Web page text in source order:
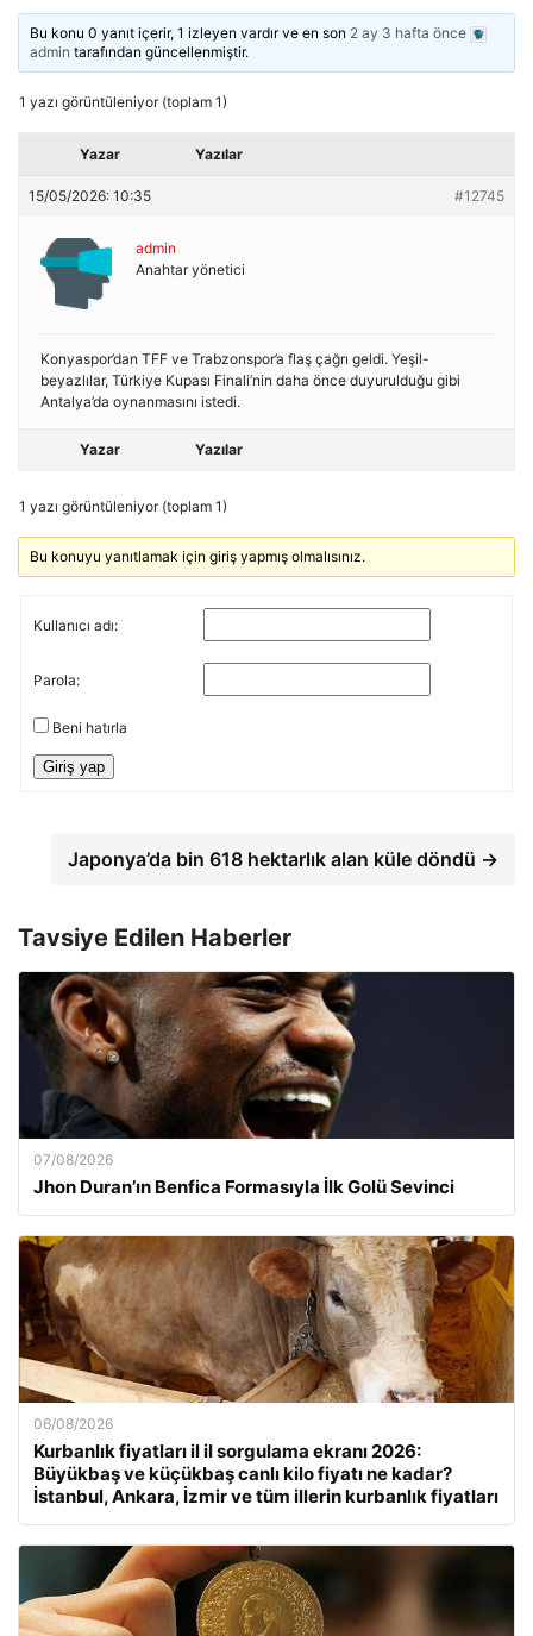
Bu konu 0 yanıt içerir, 1 izleyen vardır ve en son 2 ay 3 hafta önce
admin tarafından güncellenmiştir.
1 yazı görüntüleniyor (toplam 1)
Yazar Yazılar
15/05/2026: 10:35 #12745
admin
Anahtar yönetici
Konyaspor’dan TFF ve Trabzonspor’a flaş çağrı geldi. Yeşil-
beyazlılar, Türkiye Kupası Finali’nin daha önce duyurulduğu gibi
Antalya’da oynanmasını istedi.
Yazar Yazılar
1 yazı görüntüleniyor (toplam 1)
Bu konuyu yanıtlamak için giriş yapmış olmalısınız.
Kullanıcı adı:
Parola:
Beni hatırla
Giriş yap
Japonya’da bin 618 hektarlık alan küle döndü →
Tavsiye Edilen Haberler
07/08/2026
Jhon Duran’ın Benfica Formasıyla İlk Golü Sevinci
06/08/2026
Kurbanlık fiyatları il il sorgulama ekranı 2026:
Büyükbaş ve küçükbaş canlı kilo fiyatı ne kadar?
İstanbul, Ankara, İzmir ve tüm illerin kurbanlık fiyatları